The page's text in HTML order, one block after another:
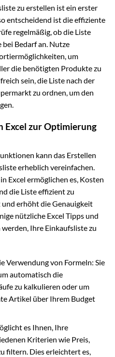
zu erstellen ist ein erster
entscheidend ist die effiziente
regelmäßig, ob die Liste
bei Bedarf an. Nutze
um
die benötigten Produkte zu
sein, die Liste nach der
zu ordnen, um den
Excel zur Optimierung
kann das Erstellen
erheblich vereinfachen.
Excel ermöglichen es, Kosten
die Liste effizient zu
erhöht die Genauigkeit
nützliche Excel Tipps und
Ihre Einkaufsliste zu
Verwendung von Formeln: Sie
automatisch die
zu kalkulieren oder um
Artikel über Ihrem Budget
es Ihnen, Ihre
Kriterien wie Preis,
filtern. Dies erleichtert es,